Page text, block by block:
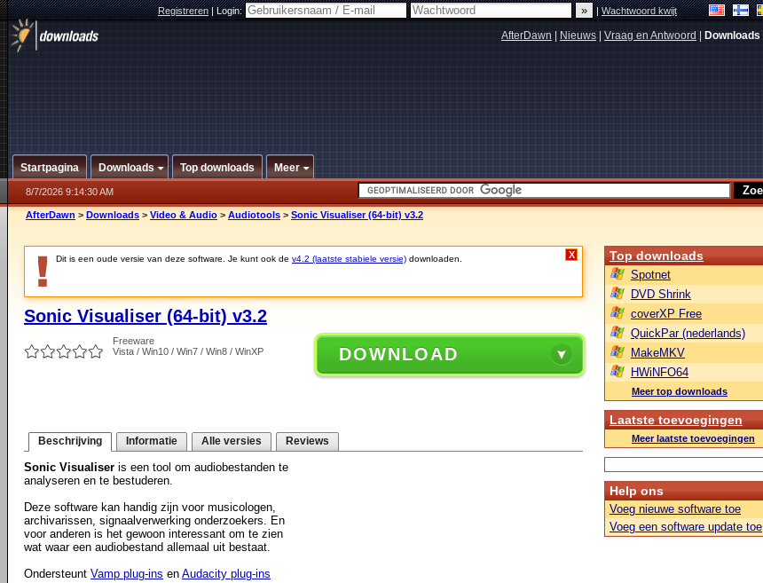
Registreren|Login: |Wachtwoord kwijt
AfterDawn Nieuws Vraag en Antwoord Downloads
Startpagina Downloads Top downloads Meer
8/7/2026 9:14:30 AM
AfterDawn > Downloads > Video & Audio > Audiotools > Sonic Visualiser (64-bit) v3.2
Dit is een oude versie van deze software. Je kunt ook de v4.2 (laatste stabiele versie) downloaden. X
Sonic Visualiser (64-bit) v3.2
Freeware
Vista / Win10 / Win7 / Win8 / WinXP
DOWNLOAD
Beschrijving Informatie Alle versies Reviews
Sonic Visualiser is een tool om audiobestanden te
analyseren en te bestuderen.
Deze software kan handig zijn voor musicologen,
archivarissen, signaalverwerking onderzoekers. En
voor anderen is het gewoon interessant om te zien
wat waar een audiobestand allemaal uit bestaat.
Ondersteunt Vamp plug-ins en Audacity plug-ins
Top downloads
Spotnet
DVD Shrink
coverXP Free
QuickPar (nederlands)
MakeMKV
HWiNFO64
Meer top downloads
Laatste toevoegingen
Meer laatste toevoegingen
Help ons
Voeg nieuwe software toe
Voeg een software update toe